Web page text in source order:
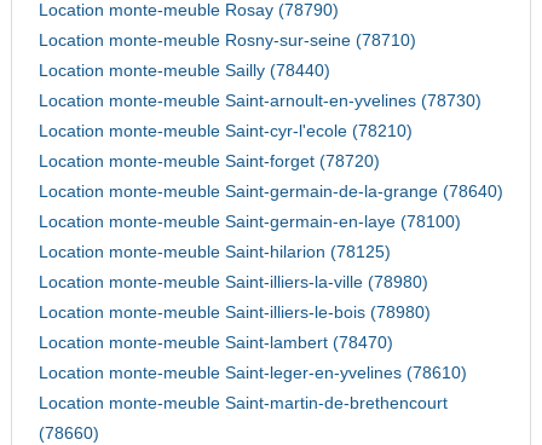
Location monte-meuble Rosay (78790)
Location monte-meuble Rosny-sur-seine (78710)
Location monte-meuble Sailly (78440)
Location monte-meuble Saint-arnoult-en-yvelines (78730)
Location monte-meuble Saint-cyr-l'ecole (78210)
Location monte-meuble Saint-forget (78720)
Location monte-meuble Saint-germain-de-la-grange (78640)
Location monte-meuble Saint-germain-en-laye (78100)
Location monte-meuble Saint-hilarion (78125)
Location monte-meuble Saint-illiers-la-ville (78980)
Location monte-meuble Saint-illiers-le-bois (78980)
Location monte-meuble Saint-lambert (78470)
Location monte-meuble Saint-leger-en-yvelines (78610)
Location monte-meuble Saint-martin-de-brethencourt
(78660)